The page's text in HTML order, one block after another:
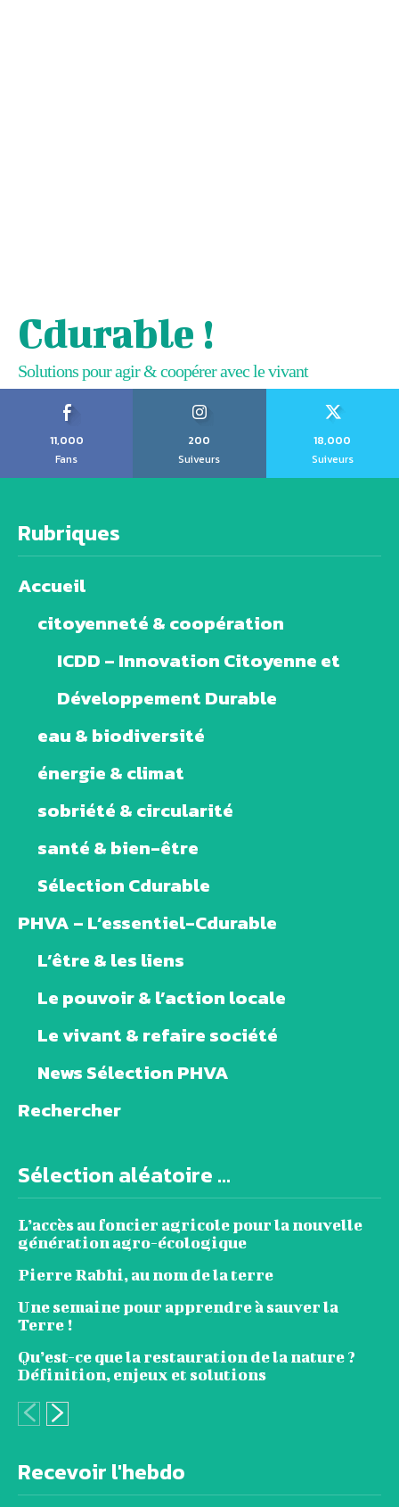
Cdurable !
Solutions pour agir & coopérer avec le vivant
11,000
Fans
200
Suiveurs
18,000
Suiveurs
Rubriques
Accueil
citoyenneté & coopération
ICDD – Innovation Citoyenne et
Développement Durable
eau & biodiversité
énergie & climat
sobriété & circularité
santé & bien-être
Sélection Cdurable
PHVA – L’essentiel-Cdurable
L’être & les liens
Le pouvoir & l’action locale
Le vivant & refaire société
News Sélection PHVA
Rechercher
Sélection aléatoire ...
L’accès au foncier agricole pour la nouvelle
génération agro-écologique
Pierre Rabhi, au nom de la terre
Une semaine pour apprendre à sauver la
Terre !
Qu’est-ce que la restauration de la nature ?
Définition, enjeux et solutions
Recevoir l'hebdo